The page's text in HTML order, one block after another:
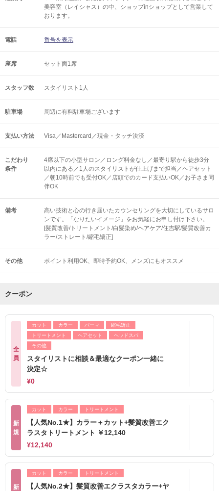
美容室（レイシャス）の中、ショップinショップとして営業して
おります。
電話 番号を表示
座席 セット面1席
スタッフ数 スタイリスト1人
駐車場 周辺に有料駐車場ございます
支払い方法 Visa／Mastercard／現金・タッチ決済
こだわり
条件
4席以下の小型サロン／ロング料金なし／最寄り駅から徒歩3分
以内にある／1人のスタイリストが仕上げまで担当／ヘアセット
／朝10時前でも受付OK／店頭でのカード支払いOK／お子さま同
伴OK
備考
高い技術と心の行き届いたカウンセリングを大切にしているサロ
ンです。「なりたいイメージ」をお気軽にお申し付け下さい。
[髪質改善/トリートメント/白髪染め/ヘアケア/住吉駅/髪質改善カ
ラー/ストレート/縮毛矯正]
その他 ポイント利用OK 即時予約OK メンズにもオススメ
クーポン
全
員
カット カラー パーマ
縮毛矯正
トリートメント
ヘアセット
ヘッドスパ
その他
スタイリストに相談＆最適なクーポン一緒に
決定☆
¥0
新
規
カット カラー トリートメント
【人気No.1★】カラー＋カット+髪質改善エク
ラスタトリートメント ￥12,140
¥12,140
新
カット カラー トリートメント
【人気No.2★】髪質改善エクラスタカラー+ヤ